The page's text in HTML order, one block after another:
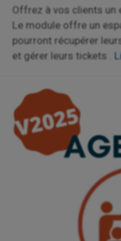
Offrez à vos clients un
Le module offre un
pourront récupérer
et gérer leurs tickets .